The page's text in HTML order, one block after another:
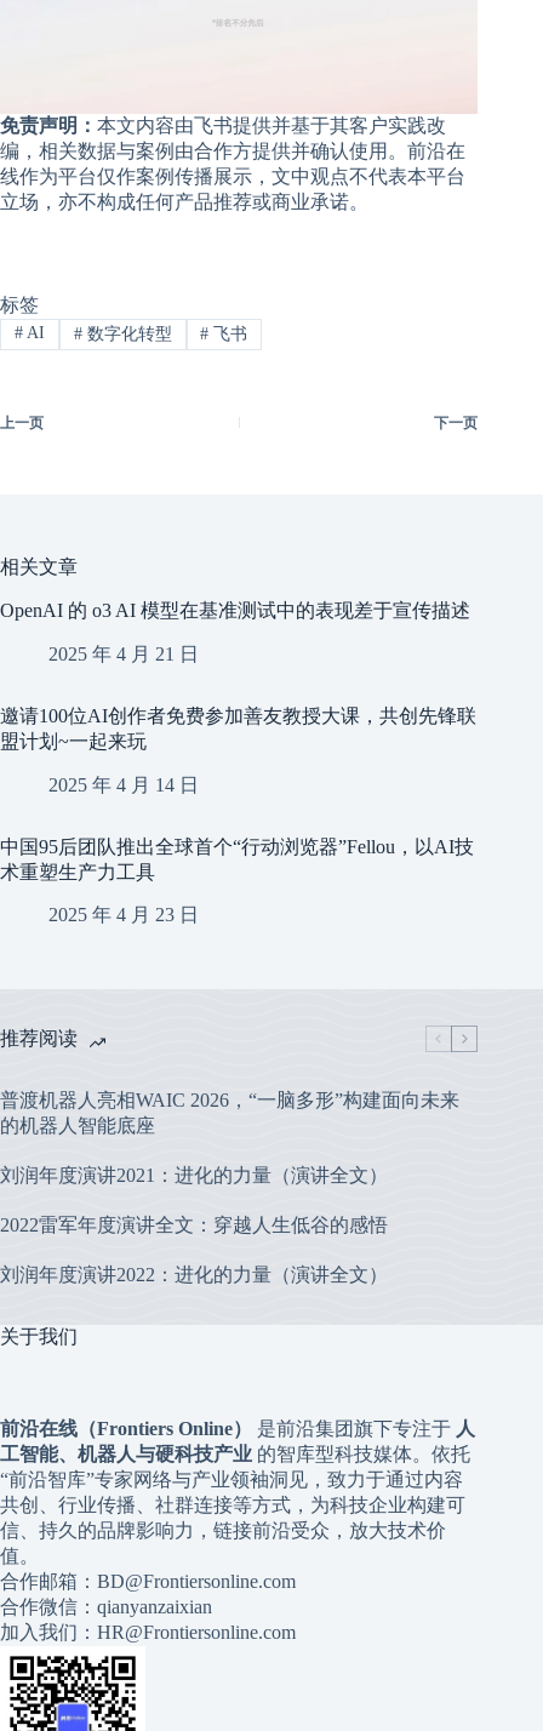
免责声明： 本文内容由飞书提供并基于其客户实践改
编，相关数据与案例由合作方提供并确认使用。前沿在
线作为平台仅作案例传播展示，文中观点不代表本平台
立场，亦不构成任何产品推荐或商业承诺。
标签
#AI #数字化转型 # 飞书
上一页 下一页
相关文章
OpenAI 的 o3 A​​I 模型在基准测试中的表现差于宣传描述
2025 年 4 月 21 日
邀请100位AI创作者免费参加善友教授大课，共创先锋联
盟计划~一起来玩 ​​​
2025 年 4 月 14 日
中国95后团队推出全球首个“行动浏览器”Fellou，以AI技
术重塑生产力工具
2025 年 4 月 23 日
推荐阅读
普渡机器人亮相WAIC 2026，“一脑多形”构建面向未来
的机器人智能底座
刘润年度演讲2021：进化的力量（演讲全文）
2022雷军年度演讲全文：穿越人生低谷的感悟
刘润年度演讲2022：进化的力量（演讲全文）
关于我们
前沿在线（Frontiers Online） 是前沿集团旗下专注于 人
工智能、机器人与硬科技产业 的智库型科技媒体。依托
“前沿智库”专家网络与产业领袖洞见，致力于通过内容
共创、行业传播、社群连接等方式，为科技企业构建可
信、持久的品牌影响力，链接前沿受众，放大技术价
值。
合作邮箱：BD@Frontiersonline.com
合作微信：qianyanzaixian
加入我们：HR@Frontiersonline.com